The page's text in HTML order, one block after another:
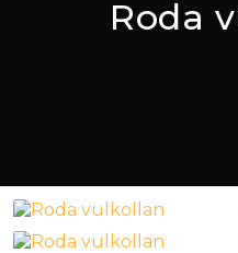
Roda